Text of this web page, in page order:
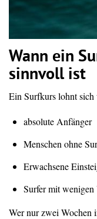
Wann ein
sinnvoll ist
Ein Surfkurs lohnt sich
absolute Anfänger
Menschen ohne
Erwachsene
Surfer mit wenigen
Wer nur zwei Wochen